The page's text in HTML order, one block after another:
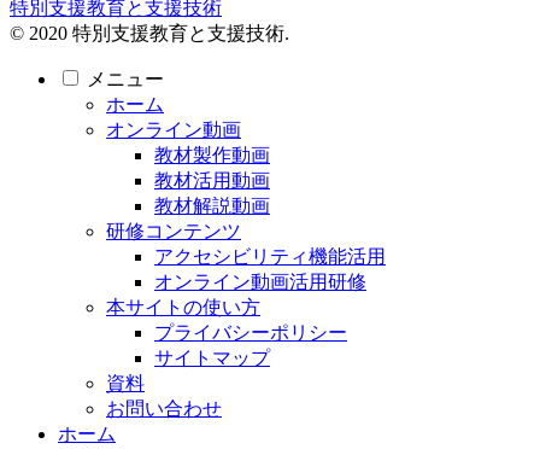
特別支援教育と支援技術
© 2020 特別支援教育と支援技術.
メニュー
ホーム
オンライン動画
教材製作動画
教材活用動画
教材解説動画
研修コンテンツ
アクセシビリティ機能活用
オンライン動画活用研修
本サイトの使い方
プライバシーポリシー
サイトマップ
資料
お問い合わせ
ホーム